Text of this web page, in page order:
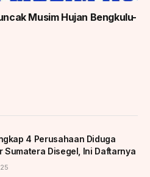
Musim Hujan Bengkulu-
4 Perusahaan Diduga
Sumatera Disegel, Ini Daftarnya